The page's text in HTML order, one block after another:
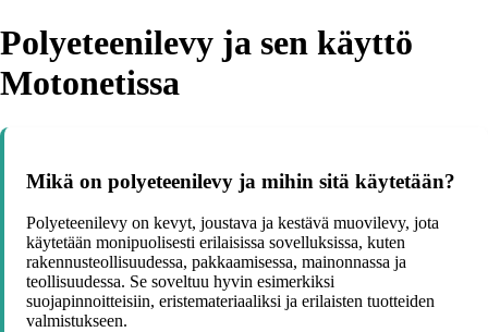
Polyeteenilevy ja sen käyttö
Motonetissa
Mikä on polyeteenilevy ja mihin sitä käytetään?
Polyeteenilevy on kevyt, joustava ja kestävä muovilevy, jota
käytetään monipuolisesti erilaisissa sovelluksissa, kuten
rakennusteollisuudessa, pakkaamisessa, mainonnassa ja
teollisuudessa. Se soveltuu hyvin esimerkiksi
suojapinnoitteisiin, eristemateriaaliksi ja erilaisten tuotteiden
valmistukseen.